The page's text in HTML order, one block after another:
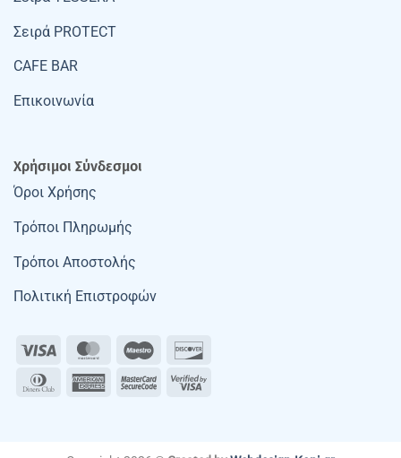
Σειρά PROTECT
CAFE BAR
Επικοινωνία
Χρήσιμοι Σύνδεσμοι
Όροι Χρήσης
Τρόποι Πληρωμής
Τρόποι Αποστολής
Πολιτική Επιστροφών
Visa MasterCardMaestro
Dinners
AmericanMasterCard
Visa